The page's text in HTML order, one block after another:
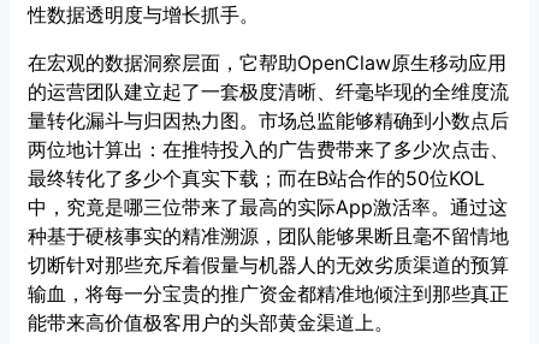
性数据透明度与增长抓手。
在宏观的数据洞察层面，它帮助OpenClaw原生移动应用
的运营团队建立起了一套极度清晰、纤毫毕现的全维度流
量转化漏斗与归因热力图。市场总监能够精确到小数点后
两位地计算出：在推特投入的广告费带来了多少次点击、
最终转化了多少个真实下载；而在B站合作的50位KOL
中，究竟是哪三位带来了最高的实际App激活率。通过这
种基于硬核事实的精准溯源，团队能够果断且毫不留情地
切断针对那些充斥着假量与机器人的无效劣质渠道的预算
输血，将每一分宝贵的推广资金都精准地倾注到那些真正
能带来高价值极客用户的头部黄金渠道上。